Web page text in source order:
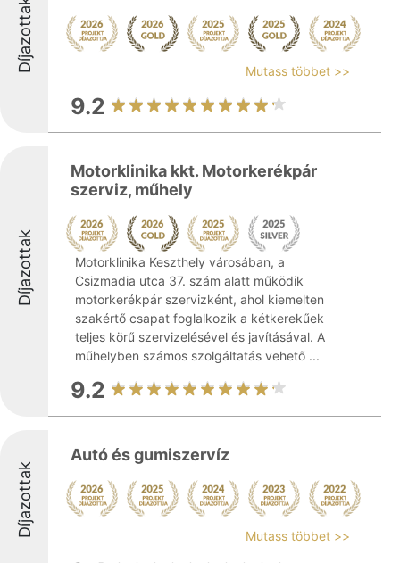
Díjazottak Mutass többet >>
9.2
Díjazottak
Motorklinika kkt. Motorkerékpár
szerviz, műhely
Motorklinika Keszthely városában, a
Csizmadia utca 37. szám alatt működik
motorkerékpár szervizként, ahol kiemelten
szakértő csapat foglalkozik a kétkerekűek
teljes körű szervizelésével és javításával. A
műhelyben számos szolgáltatás vehető ...
9.2
Díjazottak
Autó és gumiszervíz
Mutass többet >>